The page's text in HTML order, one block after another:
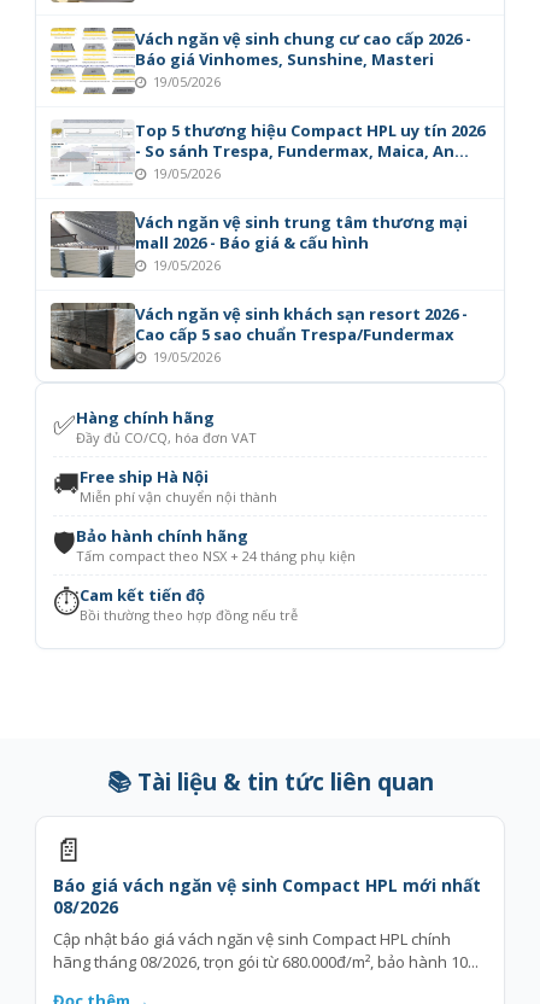
Vách ngăn vệ sinh chung cư cao cấp 2026 -
Báo giá Vinhomes, Sunshine, Masteri
19/05/2026
Top 5 thương hiệu Compact HPL uy tín 2026
- So sánh Trespa, Fundermax, Maica, An
Cường
19/05/2026
Vách ngăn vệ sinh trung tâm thương mại
mall 2026 - Báo giá & cấu hình
19/05/2026
Vách ngăn vệ sinh khách sạn resort 2026 -
Cao cấp 5 sao chuẩn Trespa/Fundermax
19/05/2026
✅Hàng chính hãng
Đầy đủ CO/CQ, hóa đơn VAT
🚚Free ship Hà Nội
Miễn phí vận chuyển nội thành
🛡️Bảo hành chính hãng
Tấm compact theo NSX + 24 tháng phụ kiện
⏱️Cam kết tiến độ
Bồi thường theo hợp đồng nếu trễ
📚 Tài liệu & tin tức liên quan
📄
Báo giá vách ngăn vệ sinh Compact HPL mới nhất
08/2026
Cập nhật báo giá vách ngăn vệ sinh Compact HPL chính
hãng tháng 08/2026, trọn gói từ 680.000đ/m², bảo hành 10...